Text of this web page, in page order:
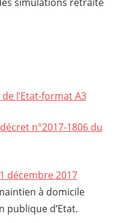
l’Etat-format A3
décret n°2017-1806 du
décembre 2017
à domicile
publique d’Etat.